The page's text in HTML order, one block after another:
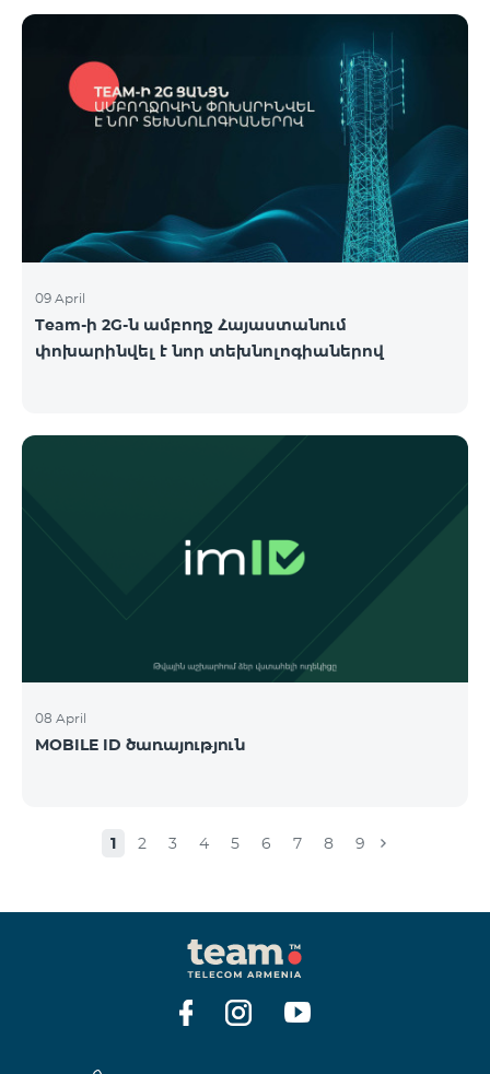
09 April
Team-ի 2G-ն ամբողջ Հայաստանում
փոխարինվել է նոր տեխնոլոգիաներով
08 April
MOBILE ID ծառայություն
1 2 3 4 5 6 7 8 9